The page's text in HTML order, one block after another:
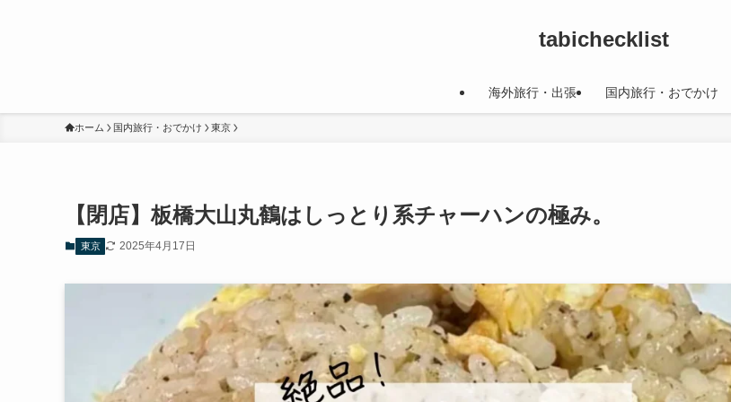
tabichecklist
海外旅行・出張 国内旅行・おでかけ
ホーム 国内旅行・おでかけ 東京
【閉店】板橋大山丸鶴はしっとり系チャーハンの極み。
東京 2025年4月17日